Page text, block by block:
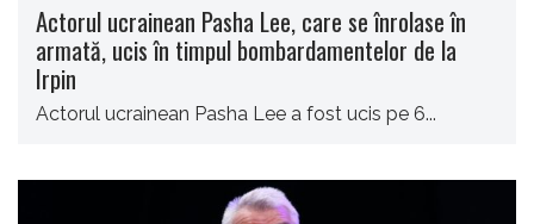
Actorul ucrainean Pasha Lee, care se înrolase în
armată, ucis în timpul bombardamentelor de la
Irpin
Actorul ucrainean Pasha Lee a fost ucis pe 6...